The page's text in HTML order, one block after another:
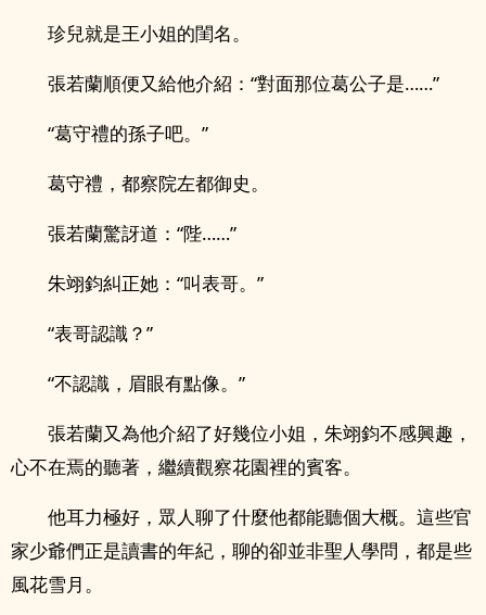
珍兒就是王小姐的閨名。
張若蘭順便又給他介紹：“對面那位葛公子是……”
“葛守禮的孫子吧。”
葛守禮，都察院左都御史。
張若蘭驚訝道：“陛……”
朱翊鈞糾正她：“叫表哥。”
“表哥認識？”
“不認識，眉眼有點像。”
張若蘭又為他介紹了好幾位小姐，朱翊鈞不感興趣，
心不在焉的聽著，繼續觀察花園裡的賓客。
他耳力極好，眾人聊了什麼他都能聽個大概。這些官
家少爺們正是讀書的年紀，聊的卻並非聖人學問，都是些
風花雪月。